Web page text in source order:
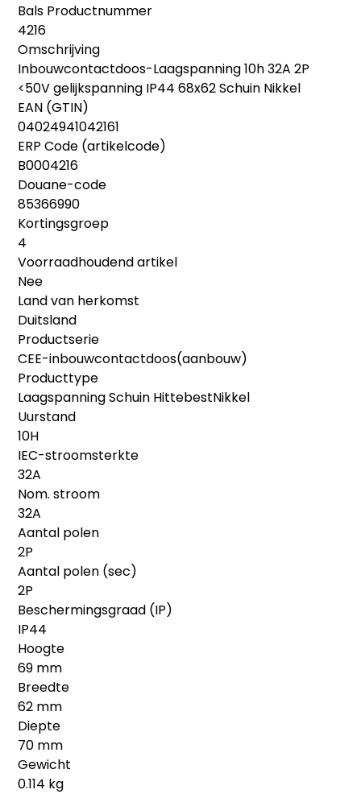
Bals Productnummer
4216
Omschrijving
Inbouwcontactdoos-Laagspanning 10h 32A 2P
<50V gelijkspanning IP44 68x62 Schuin Nikkel
EAN (GTIN)
04024941042161
ERP Code (artikelcode)
B0004216
Douane-code
85366990
Kortingsgroep
4
Voorraadhoudend artikel
Nee
Land van herkomst
Duitsland
Productserie
CEE-inbouwcontactdoos(aanbouw)
Producttype
Laagspanning Schuin HittebestNikkel
Uurstand
10H
IEC-stroomsterkte
32A
Nom. stroom
32A
Aantal polen
2P
Aantal polen (sec)
2P
Beschermingsgraad (IP)
IP44
Hoogte
69 mm
Breedte
62 mm
Diepte
70 mm
Gewicht
0.114 kg